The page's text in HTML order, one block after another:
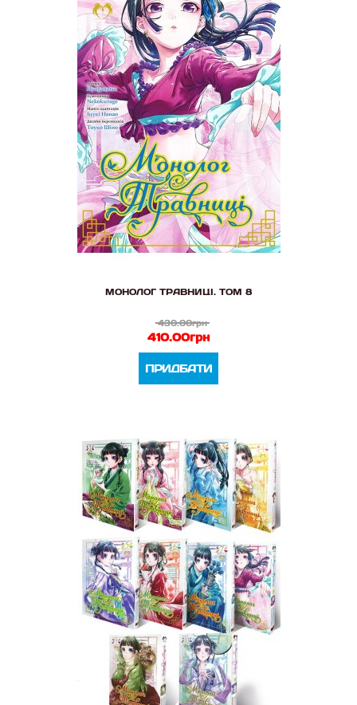
МОНОЛОГ ТРАВНИЦІ. ТОМ 8
430.00грн
410.00грн
ПРИДБАТИ